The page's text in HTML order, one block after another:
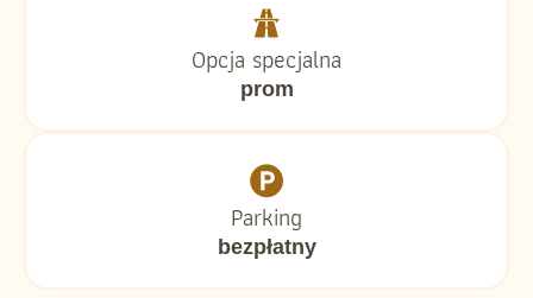
Opcja specjalna
prom
Parking
bezpłatny